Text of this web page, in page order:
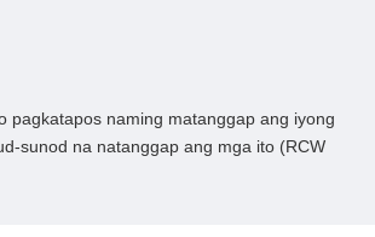
pagkatapos naming matanggap ang iyong
sunod na natanggap ang mga ito (RCW